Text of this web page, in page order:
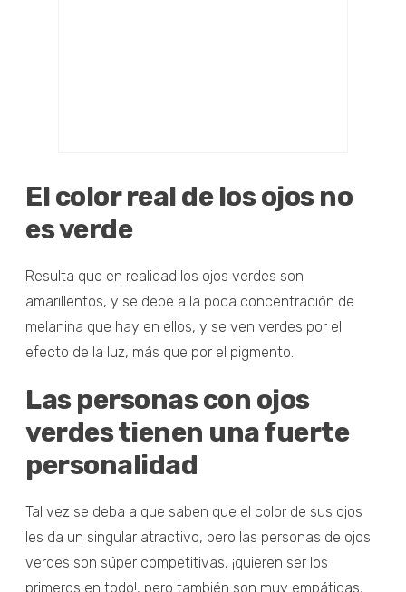
El color real de los ojos no
es verde
Resulta que en realidad los ojos verdes son
amarillentos, y se debe a la poca concentración de
melanina que hay en ellos, y se ven verdes por el
efecto de la luz, más que por el pigmento.
Las personas con ojos
verdes tienen una fuerte
personalidad
Tal vez se deba a que saben que el color de sus ojos
les da un singular atractivo, pero las personas de ojos
verdes son súper competitivas, ¡quieren ser los
primeros en todo!, pero también son muy empáticas,